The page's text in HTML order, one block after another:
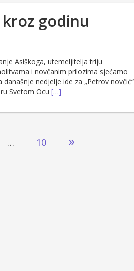
godinu
Asiškoga, utemeljitelja triju
i novčanim prilozima sjećamo
nedjelje ide za „Petrov novčić“
Svetom Ocu […]
… 10 »